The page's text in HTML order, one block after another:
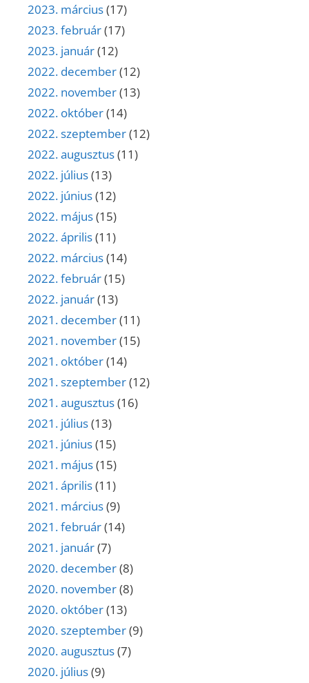
2023. március(17)
2023. február(17)
2023. január(12)
2022. december(12)
2022. november(13)
2022. október(14)
2022. szeptember(12)
2022. augusztus(11)
2022. július(13)
2022. június(12)
2022. május(15)
2022. április(11)
2022. március(14)
2022. február(15)
2022. január(13)
2021. december(11)
2021. november(15)
2021. október(14)
2021. szeptember(12)
2021. augusztus(16)
2021. július(13)
2021. június(15)
2021. május(15)
2021. április(11)
2021. március(9)
2021. február(14)
2021. január(7)
2020. december(8)
2020. november(8)
2020. október(13)
2020. szeptember(9)
2020. augusztus(7)
2020. július(9)